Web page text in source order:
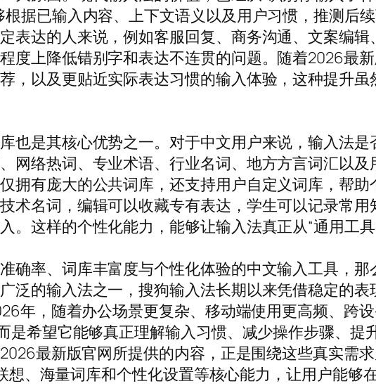
据已输入内容、上下文语义以及用户习惯，推测后
表达的人来说，例如客服回复、商务沟通、文案编
度上降低错别字和表达不连贯的问题。随着2026最
，以及更贴近实际表达习惯的输入体验，这种提升
也是其核心优势之一。对于中文用户来说，输入法是
网络热词、专业术语、行业名词、地方方言词汇以
拥有庞大的公共词库，还支持用户自定义词库，帮
术名词，编辑可以收藏专有表达，学生可以记录常
这样的个性化能力，能够让输入法真正从“通用工具”
确率、词库丰富度与个性化体验的中文输入工具，
泛的输入法之一，搜狗输入法长期以来凭借稳定的
年，随着办公场景更复杂、移动端使用更高频、跨
是希望它能够真正理解输入习惯、减少操作步骤、提
最新版官网所提供的内容，正是围绕这些真实需
、海量词库和个性化设置等核心能力，让用户能够